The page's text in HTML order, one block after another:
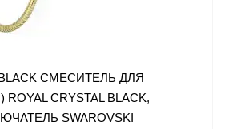
BLACK СМЕСИТЕЛЬ ДЛЯ
CRYSTAL BLACK,
SWAROVSKI